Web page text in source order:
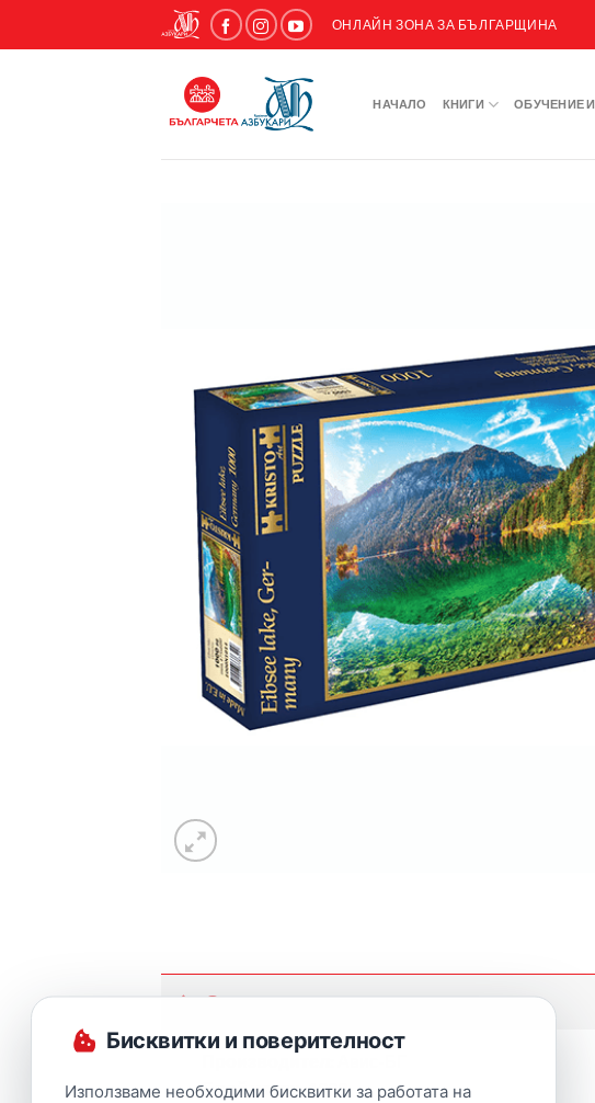
ОНЛАЙН ЗОНА ЗА БЪЛГАРЩИНА
НАЧАЛО КНИГИ ОБУЧЕНИЕ И
Описание
Брой части:1000
Бисквитки и поверителност
Използваме необходими бисквитки за работата на